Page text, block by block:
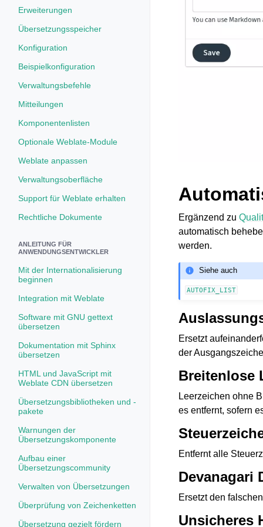
Erweiterungen
Übersetzungsspeicher
Konfiguration
Beispielkonfiguration
Verwaltungsbefehle
Mitteilungen
Komponentenlisten
Optionale Weblate-Module
Weblate anpassen
Verwaltungsoberfläche
Support für Weblate erhalten
Rechtliche Dokumente
ANLEITUNG FÜR
ANWENDUNGSENTWICKLER
Mit der Internationalisierung
beginnen
Integration mit Weblate
Software mit GNU gettext
übersetzen
Dokumentation mit Sphinx
übersetzen
HTML und JavaScript mit
Weblate CDN übersetzen
Übersetzungsbibliotheken und -
pakete
Warnungen der
Übersetzungskomponente
Aufbau einer
Übersetzungscommunity
Verwalten von Übersetzungen
Überprüfung von Zeichenketten
Übersetzung gezielt fördern
Ergänzend zu
automatisch
werden.
Siehe auch
AUTOFIX_LIST
Ersetzt
der
Breitenlose
Leerzeichen ohne
es entfernt, sofern
Entfernt alle
Devanagari
Ersetzt den
Unsicheres